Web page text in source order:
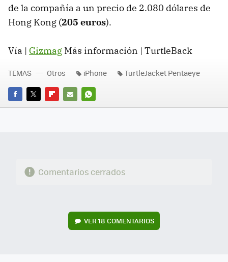
de la compañía a un precio de 2.080 dólares de
Hong Kong (205 euros).
Vía | Gizmag Más información | TurtleBack
FACEBOOK
TWITTERFLIPBOARD
E-
WHATSAPP
TEMAS Otros iPhone TurtleJacket Pentaeye
Comentarios cerrados
VER18 COMENTARIOS